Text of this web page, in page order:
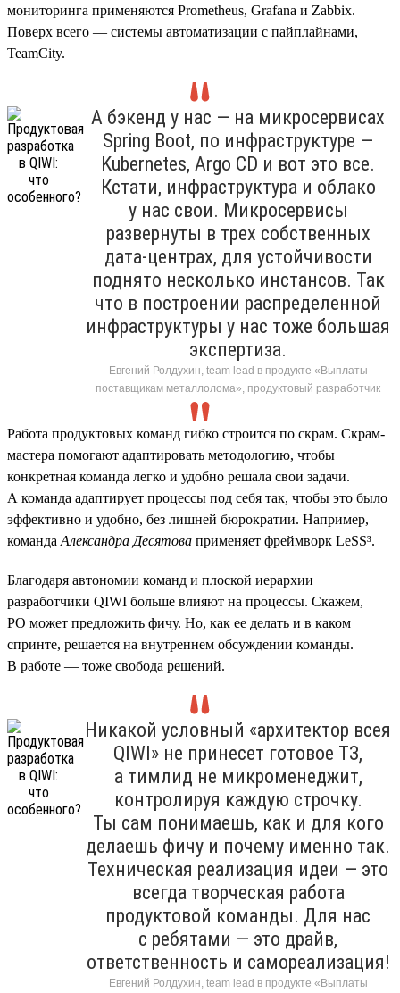
мониторинга применяются Prometheus, Grafana и Zabbix.
Поверх всего — системы автоматизации с пайплайнами,
TeamCity.
А бэкенд у нас — на микросервисах
Spring Boot, по инфраструктуре —
Kubernetes, Argo CD и вот это все.
Кстати, инфраструктура и облако
у нас свои. Микросервисы
развернуты в трех собственных
дата-центрах, для устойчивости
поднято несколько инстансов. Так
что в построении распределенной
инфраструктуры у нас тоже большая
экспертиза.
Евгений Ролдухин, team lead в продукте «Выплаты
поставщикам металлолома», продуктовый разработчик
Работа продуктовых команд гибко строится по скрам. Скрам-
мастера помогают адаптировать методологию, чтобы
конкретная команда легко и удобно решала свои задачи.
А команда адаптирует процессы под себя так, чтобы это было
эффективно и удобно, без лишней бюрократии. Например,
команда Александра Десятова применяет фреймворк LeSS³.
Благодаря автономии команд и плоской иерархии
разработчики QIWI больше влияют на процессы. Скажем,
PO может предложить фичу. Но, как ее делать и в каком
спринте, решается на внутреннем обсуждении команды.
В работе — тоже свобода решений.
Никакой условный «архитектор всея
QIWI» не принесет готовое ТЗ,
а тимлид не микроменеджит,
контролируя каждую строчку.
Ты сам понимаешь, как и для кого
делаешь фичу и почему именно так.
Техническая реализация идеи — это
всегда творческая работа
продуктовой команды. Для нас
с ребятами — это драйв,
ответственность и самореализация!
Евгений Ролдухин, team lead в продукте «Выплаты